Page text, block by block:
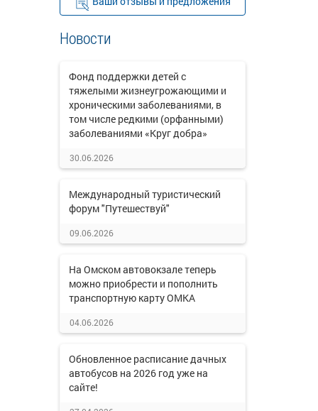
Новости
Фонд поддержки детей с
тяжелыми жизнеугрожающими и
хроническими заболеваниями, в
том числе редкими (орфанными)
заболеваниями «Круг добра»
30.06.2026
Международный туристический
форум "Путешествуй"
09.06.2026
На Омском автовокзале теперь
можно приобрести и пополнить
транспортную карту ОМКА
04.06.2026
Обновленное расписание дачных
автобусов на 2026 год уже на
сайте!